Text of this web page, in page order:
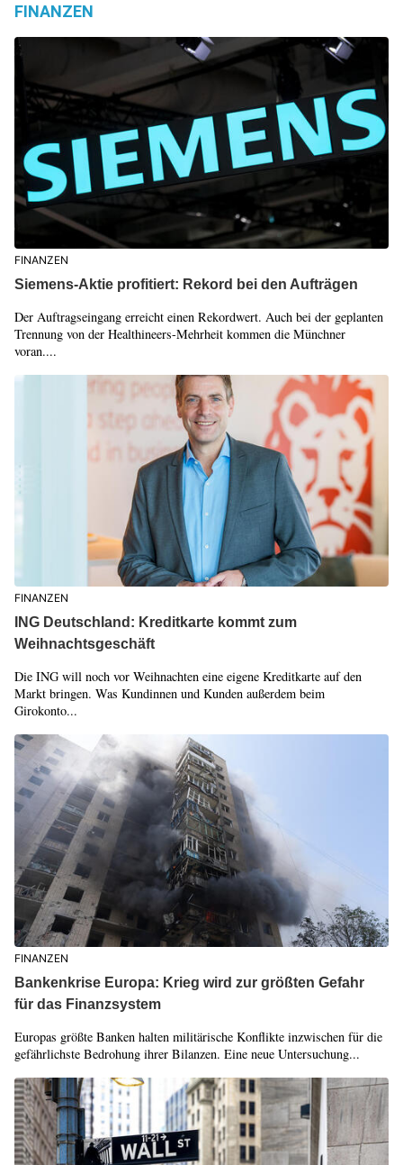
FINANZEN
FINANZEN
Siemens-Aktie profitiert: Rekord bei den Aufträgen
Der Auftragseingang erreicht einen Rekordwert. Auch bei der geplanten
Trennung von der Healthineers-Mehrheit kommen die Münchner
voran....
FINANZEN
ING Deutschland: Kreditkarte kommt zum
Weihnachtsgeschäft
Die ING will noch vor Weihnachten eine eigene Kreditkarte auf den
Markt bringen. Was Kundinnen und Kunden außerdem beim
Girokonto...
FINANZEN
Bankenkrise Europa: Krieg wird zur größten Gefahr
für das Finanzsystem
Europas größte Banken halten militärische Konflikte inzwischen für die
gefährlichste Bedrohung ihrer Bilanzen. Eine neue Untersuchung...